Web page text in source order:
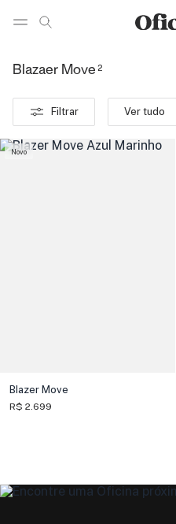
Ir para pagina de
Blazaer Move 2
Filtrar Ver tudo
Novo
Blazer Move
R$ 2.699